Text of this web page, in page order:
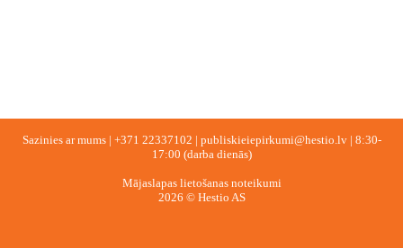
Sazinies ar mums | +371 22337102 | publiskieiepirkumi@hestio.lv| 8:30-
17:00 (darba dienās)
Mājaslapas lietošanas noteikumi
2026 © Hestio AS